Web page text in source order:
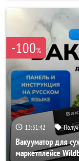
-100%
13:31:40
Вакууматор для
маркетплейсе